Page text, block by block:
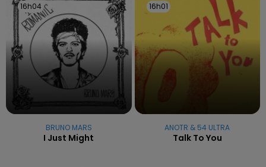
16h04
16h04
BRUNO MARS
I Just Might
16h01
16h01
ANOTR & 54 ULTRA
Talk To You